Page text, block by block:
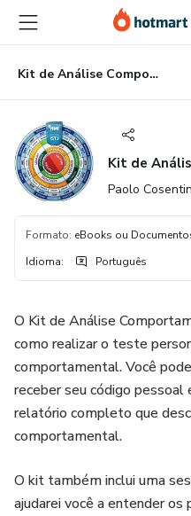
para
conteúdo
principal
para
pagamento
para
rodapé
Kit de Análise Comportamental
Kit de
Paolo
Formato: eBooks ou
Idioma: Português
O Kit de Análise
como realizar o teste
comportamental. Você
receber seu código pessoal
relatório completo que
comportamental.
O kit também inclui uma
ajudarei você a entender